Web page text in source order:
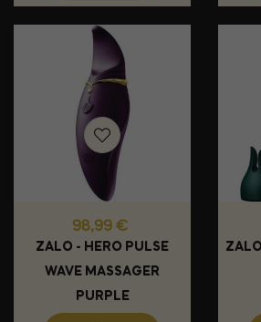
Prix
98,99 €
ZALO - HERO PULSE
WAVE MASSAGER
PURPLE